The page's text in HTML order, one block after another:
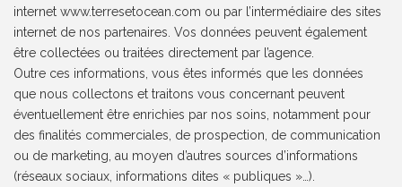
internet www.terresetocean.com ou par l’intermédiaire des sites
internet de nos partenaires. Vos données peuvent également
être collectées ou traitées directement par l’agence.
Outre ces informations, vous êtes informés que les données
que nous collectons et traitons vous concernant peuvent
éventuellement être enrichies par nos soins, notamment pour
des finalités commerciales, de prospection, de communication
ou de marketing, au moyen d’autres sources d’informations
(réseaux sociaux, informations dites « publiques »…).